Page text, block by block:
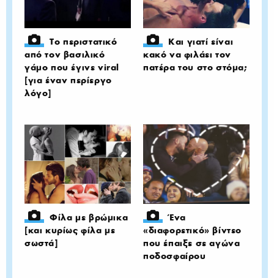
Το περιστατικό
από τον βασιλικό
γάμο που έγινε viral
[για έναν περίεργο
λόγο]
Και γιατί είναι
κακό να φιλάει τον
πατέρα του στο στόμα;
Φίλα με βρώμικα
[και κυρίως φίλα με
σωστά]
Ένα
«διαφορετικό» βίντεο
που έπαιξε σε αγώνα
ποδοσφαίρου